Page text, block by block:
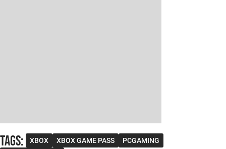
Tags: XBOX XBOX GAME PASS
PCGAMING